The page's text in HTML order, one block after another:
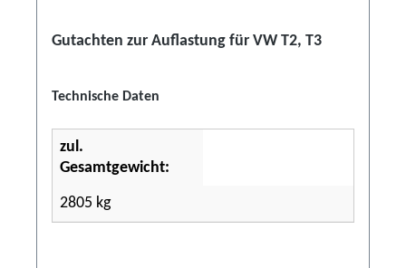
Gutachten zur Auflastung für VW T2, T3
Technische Daten
zul.
Gesamtgewicht:
2805 kg